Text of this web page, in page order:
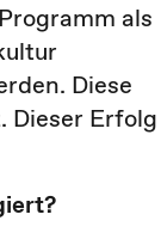
als
Diese
Dieser Erfolg